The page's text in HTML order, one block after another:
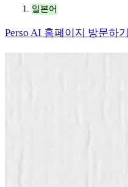
일본어
Perso AI 홈페이지 방문하기